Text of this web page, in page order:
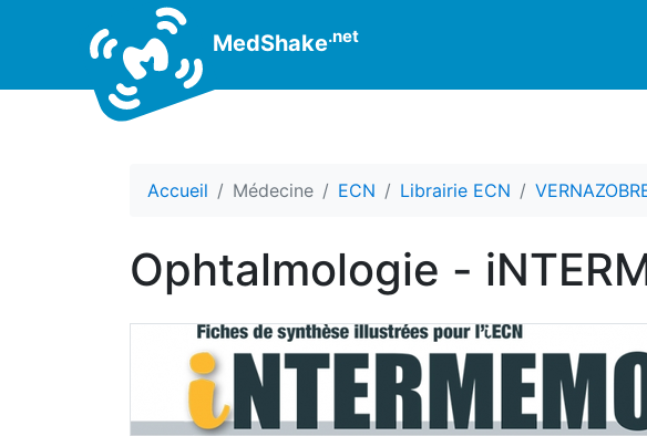
MedShake.net
Accueil Médecine ECN Librairie ECN
Ophtalmologie -